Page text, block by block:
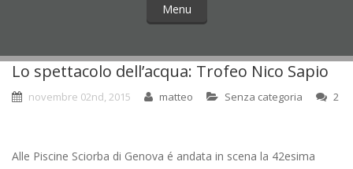
Menu
Lo spettacolo dell’acqua: Trofeo Nico Sapio
novembre 02nd, 2015 matteo Senza categoria 2
Alle Piscine Sciorba di Genova é andata in scena la 42esima